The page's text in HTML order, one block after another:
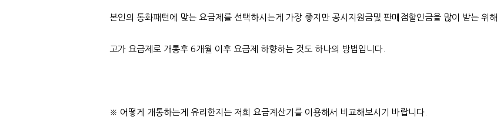
본인의 통화패턴에 맞는 요금제를 선택하시는게 가장 좋지만 공시지원금및 판매점할인금을 많이 받는 위해
고가 요금제로 개통후 6개월 이후 요금제 하향하는 것도 하나의 방법입니다.
※ 어떻게 개통하는게 유리한지는 저희 요금계산기를 이용해서 비교해보시기 바랍니다.